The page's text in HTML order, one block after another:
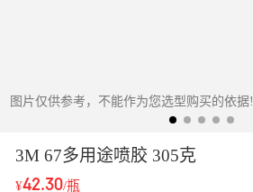
图片仅供参考，不能作为您选型购买的依据!
3M 67多用途喷胶 305克
¥42.30/瓶